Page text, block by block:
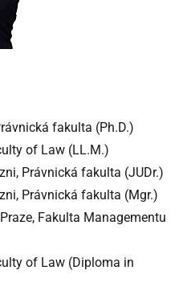
fakulta (Ph.D.)
of Law (LL.M.)
Právnická fakulta (JUDr.)
Právnická fakulta (Mgr.)
Fakulta Managementu
of Law (Diploma in